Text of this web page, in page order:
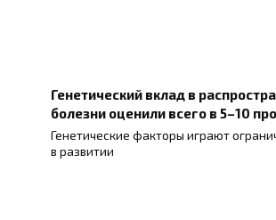
Генетический вклад в
болезни оценили всего в 5–10
Генетические факторы играют
в развитии